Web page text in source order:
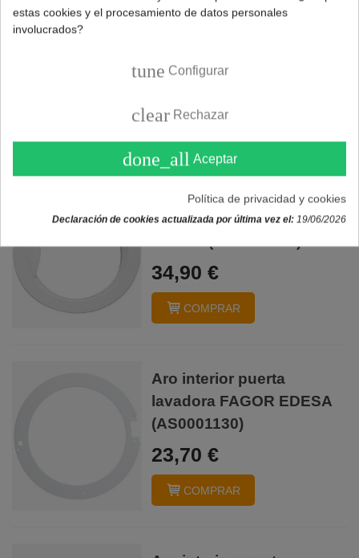
Aro exterior puerta
Aro exterior puerta
lavadora FAGOR EDESA
34,90 €
COMPRAR
Aro interior puerta
lavadora FAGOR EDESA
(AS0001130)
23,70 €
COMPRAR
estas cookies y el procesamiento de datos personales
involucrados?
tune Configurar
clear Rechazar
done_all Aceptar
Política de privacidad y cookies
Declaración de cookies actualizada por última vez el: 19/06/2026